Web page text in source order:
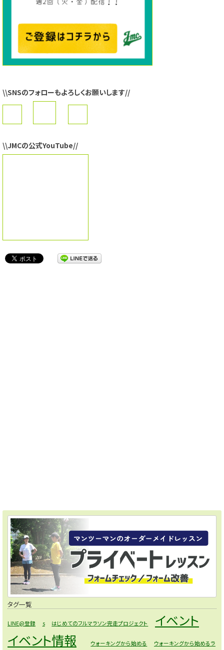
\\SNSのフォローもよろしくお願いします//
\\JMCの公式YouTube//
タグ一覧
LINE@登録 s はじめてのフルマラソン完走プロジェクト
イベント
イベント情報
ウォーキングから始める ウォーキングから始めるラ